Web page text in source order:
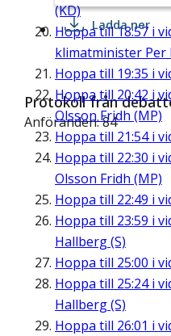
(KD)
Hoppa till18:57 i
klimatminister Per
Hoppa till 19:35 i
Hoppa till 20:42 i
Olsson Fridh (MP)
Hoppa till 21:54i
Hoppa till 22:30 i
Olsson Fridh (MP)
Hoppa till 22:49 i
Hoppa till 23:59 i
Hallberg (S)
Hoppa till 25:00 i
Hoppa till 25:24i
Hallberg (S)
Hoppa till 26:01 i
Ladda ner
Protokoll från
Anföranden: 84